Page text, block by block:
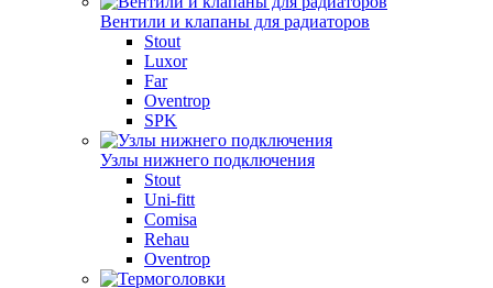
Вентили и клапаны для радиаторов
Stout
Luxor
Far
Oventrop
SPK
Узлы нижнего подключения
Stout
Uni-fitt
Comisa
Rehau
Oventrop